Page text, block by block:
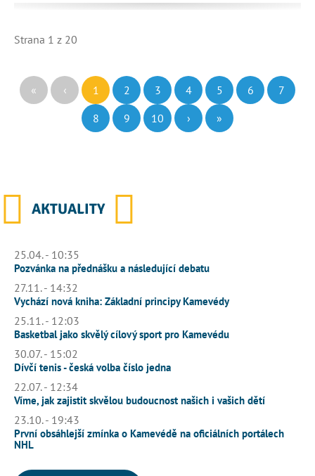
Strana 1 z 20
« ‹ 1 2 3 4 5 6
7
8
9 10 › »
AKTUALITY
25.04. - 10:35
Pozvánka na přednášku a následující debatu
27.11. - 14:32
Vychází nová kniha: Základní principy Kamevédy
25.11. - 12:03
Basketbal jako skvělý cílový sport pro Kamevédu
30.07. - 15:02
Dívčí tenis - česká volba číslo jedna
22.07. - 12:34
Víme, jak zajistit skvělou budoucnost našich i vašich dětí
23.10. - 19:43
První obsáhlejší zmínka o Kamevédě na oficiálních portálech
NHL